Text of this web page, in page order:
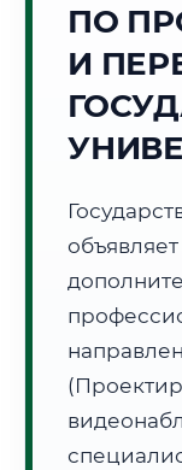
🌅 Восход:
Субъект:
Часовой пояс:
Формат учебы:
🗺️ Зона
ПО
И